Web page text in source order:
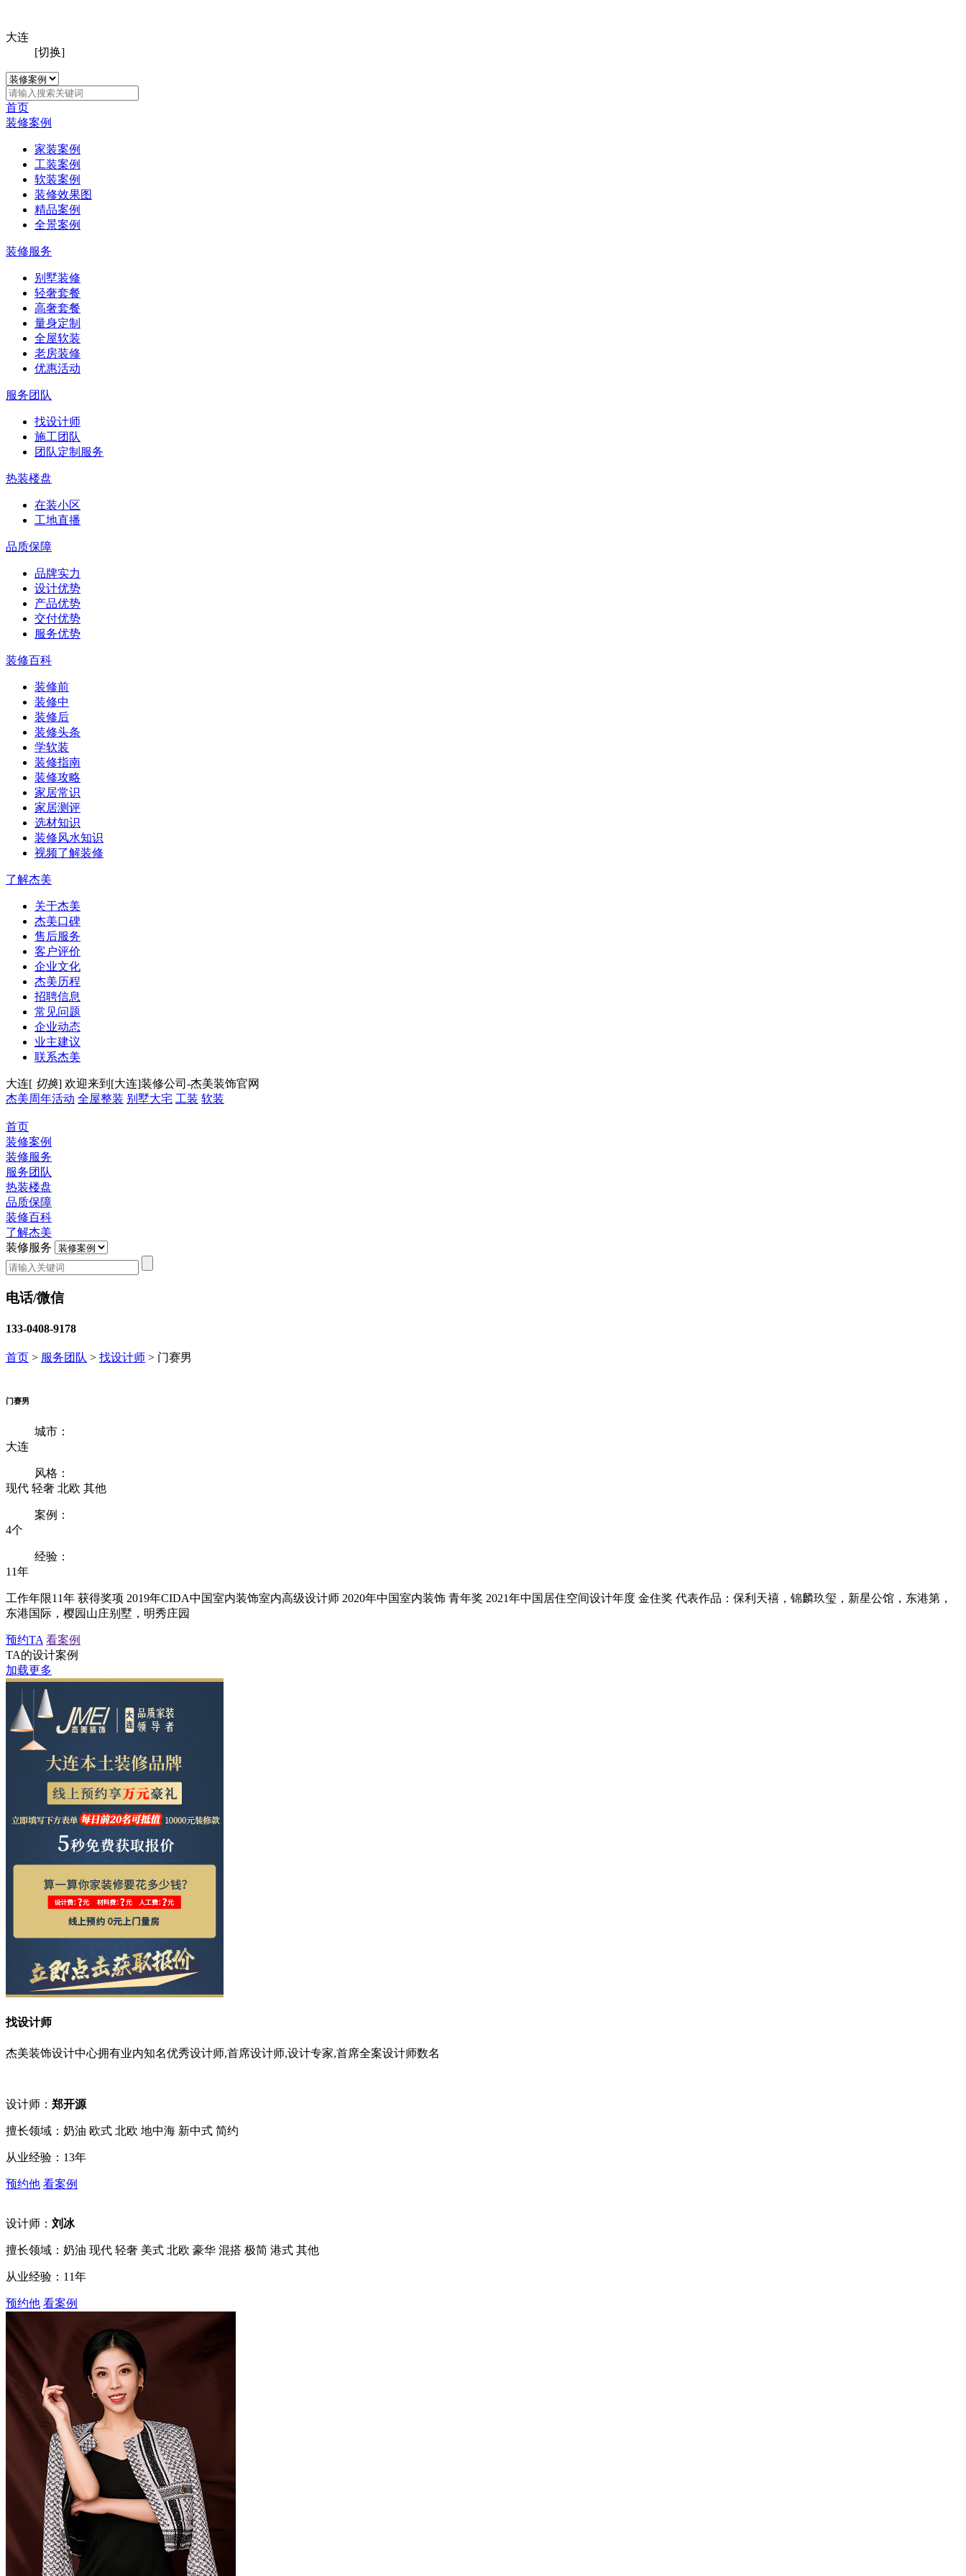
大连
[切换]
首页
装修案例
家装案例
工装案例
软装案例
装修效果图
精品案例
全景案例
装修服务
别墅装修
轻奢套餐
高奢套餐
量身定制
全屋软装
老房装修
优惠活动
服务团队
找设计师
施工团队
团队定制服务
热装楼盘
在装小区
工地直播
品质保障
品牌实力
设计优势
产品优势
交付优势
服务优势
装修百科
装修前
装修中
装修后
装修头条
学软装
装修指南
装修攻略
家居常识
家居测评
选材知识
装修风水知识
视频了解装修
了解杰美
关于杰美
杰美口碑
售后服务
客户评价
企业文化
杰美历程
招聘信息
常见问题
企业动态
业主建议
联系杰美
大连[ 切换] 欢迎来到[大连]装修公司-杰美装饰官网
杰美周年活动 全屋整装 别墅大宅 工装 软装
首页
装修案例
装修服务
服务团队
热装楼盘
品质保障
装修百科
了解杰美
装修服务
电话/微信
133-0408-9178
首页 > 服务团队 > 找设计师 > 门赛男
门赛男
城市：
大连
风格：
现代 轻奢 北欧 其他
案例：
4个
经验：
11年
工作年限11年 获得奖项 2019年CIDA中国室内装饰室内高级设计师 2020年中国室内装饰 青年奖 2021年中国居住空间设计年度 金住奖 代表作品：保利天禧，锦麟玖玺，新星公馆，东港第，
东港国际，樱园山庄别墅，明秀庄园
预约TA 看案例
TA的设计案例
加载更多
找设计师
杰美装饰设计中心拥有业内知名优秀设计师,首席设计师,设计专家,首席全案设计师数名
设计师： 郑开源
擅长领域：奶油 欧式 北欧 地中海 新中式 简约
从业经验：13年
预约他 看案例
设计师： 刘冰
擅长领域：奶油 现代 轻奢 美式 北欧 豪华 混搭 极简 港式 其他
从业经验：11年
预约他 看案例